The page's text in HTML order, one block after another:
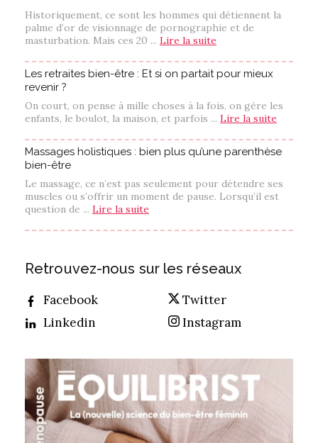
Historiquement, ce sont les hommes qui détiennent la
palme d’or de visionnage de pornographie et de
masturbation. Mais ces 20 ... Lire la suite
Les retraites bien-être : Et si on partait pour mieux
revenir ?
On court, on pense à mille choses à la fois, on gère les
enfants, le boulot, la maison, et parfois ... Lire la suite
Massages holistiques : bien plus qu’une parenthèse
bien-être
Le massage, ce n’est pas seulement pour détendre ses
muscles ou s’offrir un moment de pause. Lorsqu’il est
question de ... Lire la suite
Retrouvez-nous sur les réseaux
Facebook
Twitter
Linkedin
Instagram